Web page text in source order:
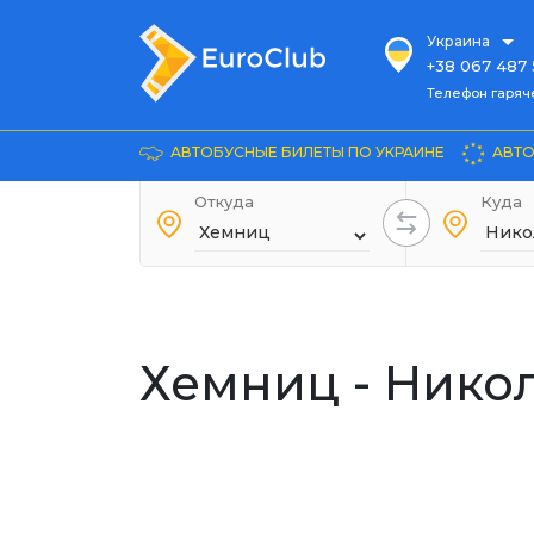
Украина
+38 067 487
Телефон гарячей
Довідка
+38 044 486
+38 067 240
Телефон
АВТОБУСНЫЕ БИЛЕТЫ ПО УКРАИНЕ
Откуда Куда
Хемниц -